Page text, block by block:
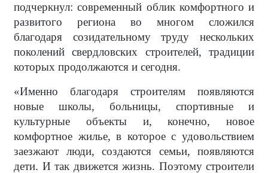
подчеркнул: современный облик комфортного и
развитого региона во многом сложился
благодаря созидательному труду нескольких
поколений свердловских строителей, традиции
которых продолжаются и сегодня.
«Именно благодаря строителям появляются
новые школы, больницы, спортивные и
культурные объекты и, конечно, новое
комфортное жилье, в которое с удовольствием
заезжают люди, создаются семьи, появляются
дети. И так движется жизнь. Поэтому строители